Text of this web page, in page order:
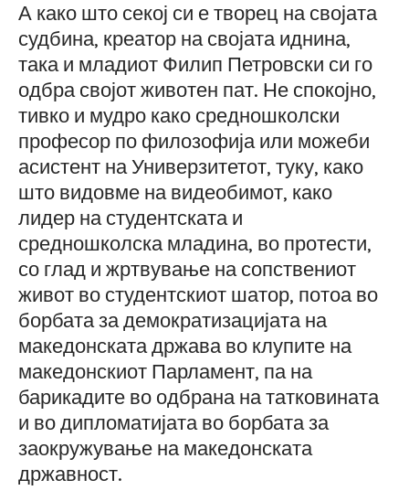
А како што секој си е творец на својата
судбина, креатор на својата иднина,
така и младиот Филип Петровски си го
одбра својот животен пат. Не спокојно,
тивко и мудро како средношколски
професор по филозофија или можеби
асистент на Универзитетот, туку, како
што видовме на видеобимот, како
лидер на студентската и
средношколска младина, во протести,
со глад и жртвување на сопствениот
живот во студентскиот шатор, потоа во
борбата за демократизацијата на
македонската држава во клупите на
македонскиот Парламент, па на
барикадите во одбрана на татковината
и во дипломатијата во борбата за
заокружување на македонската
државност.